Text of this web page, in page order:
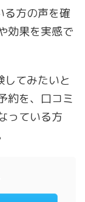
方の声を確
効果を実感で
てみたいと
約を、口コミ
っている方